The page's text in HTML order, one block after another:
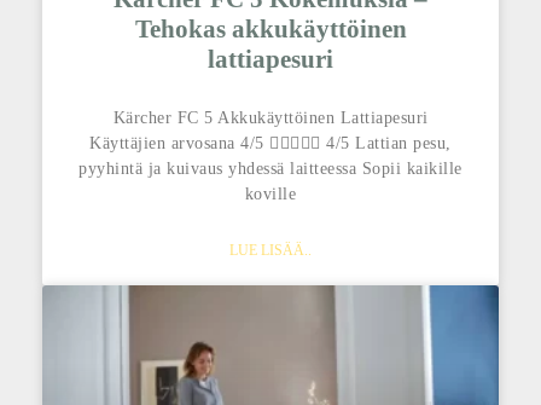
Tehokas akkukäyttöinen
lattiapesuri
Kärcher FC 5 Akkukäyttöinen Lattiapesuri
Käyttäjien arvosana 4/5  4/5 Lattian pesu,
pyyhintä ja kuivaus yhdessä laitteessa Sopii kaikille
koville
LUE LISÄÄ..